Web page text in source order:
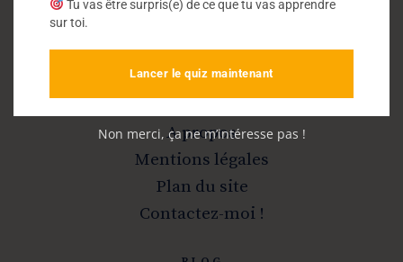
Sortir de la dette et devenir libre
A propos
Mentions légales
Plan du site
Contactez-moi !
Tu vas être surpris(e) de ce que tu vas apprendre
sur toi.
Lancer le quiz maintenant
Non merci, ça ne m’intéresse pas !